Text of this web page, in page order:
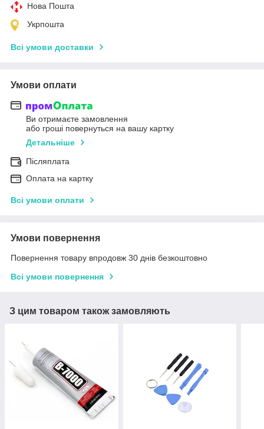
Нова Пошта
Укрпошта
Всі умови доставки
Умови оплати
Ви отримаєте замовлення
або гроші повернуться на вашу картку
Детальніше
Післяплата
Оплата на картку
Всі умови оплати
Умови повернення
Повернення товару впродовж 30 днів безкоштовно
Всі умови повернення
З цим товаром також замовляють